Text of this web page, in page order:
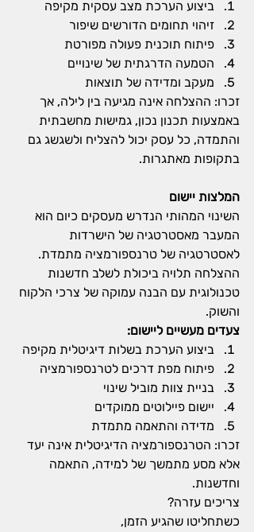
ביצוע הערכת מצב עסקית מקיפה
זיהוי תחומים הדורשים שיפור
פיתוח תוכנית פעולה מפורטת
הטמעה הדרגתית של שינויים
מעקב ומדידה של תוצאות
זכרו: ההצלחה אינה מגיעה בין לילה, אך
באמצעות תכנון נכון, גמישות מחשבתית
והתמדה, כל עסק יכול להצליח ולשגשג גם
בתקופות מאתגרות.
המלצות יישום
השינוי המהותי הנדרש מעסקים כיום הוא
המעבר מאסטרטגיה של הישרדות
לאסטרטגיה של טרנספורמציה מתמדת.
ההצלחה תלויה ביכולת לשלב חדשנות
טכנולוגית עם הבנה עמוקה של צרכי הלקוח
והשוק.
צעדים מעשיים ליישום:
ביצוע הערכת בשלות דיגיטלית מקיפה
פיתוח מפת דרכים לטרנספורמציה
בניית צוות מוביל שינוי
יישום פיילוטים ממוקדים
מדידה והתאמה מתמדת
זכרו: הטרנספורמציה הדיגיטלית אינה יעד
אלא מסע מתמשך של למידה, התאמה
וחדשנות.
צריכים עזרה?
כשתחליטו שהגיע הזמן,